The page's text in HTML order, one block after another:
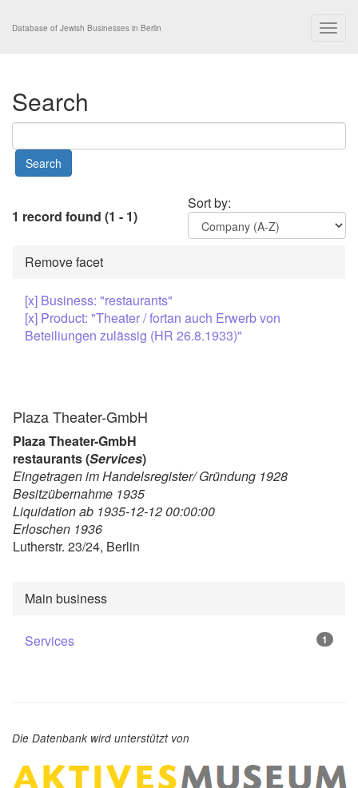
Database of Jewish Businesses in Berlin
Search
Sort by:
1 record found (1 - 1)
Remove facet
[x] Business: "restaurants"
[x] Product: "Theater / fortan auch Erwerb von
Beteiliungen zulässig (HR 26.8.1933)"
Plaza Theater-GmbH
Plaza Theater-GmbH
restaurants (Services)
Eingetragen im Handelsregister/ Gründung 1928
Besitzübernahme 1935
Liquidation ab 1935-12-12 00:00:00
Erloschen 1936
Lutherstr. 23/24, Berlin
Main business
Services 1
Die Datenbank wird unterstützt von